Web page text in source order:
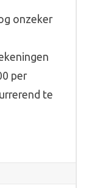
onzeker
per
te